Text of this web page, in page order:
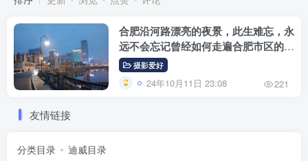
合肥沿河路漂亮的夜景，此生难忘，永
远不会忘记曾经如何走遍合肥市区的每
一条街道
摄影爱好
24年10月11日 23:08 221
友情链接
分类目录 迪威目录